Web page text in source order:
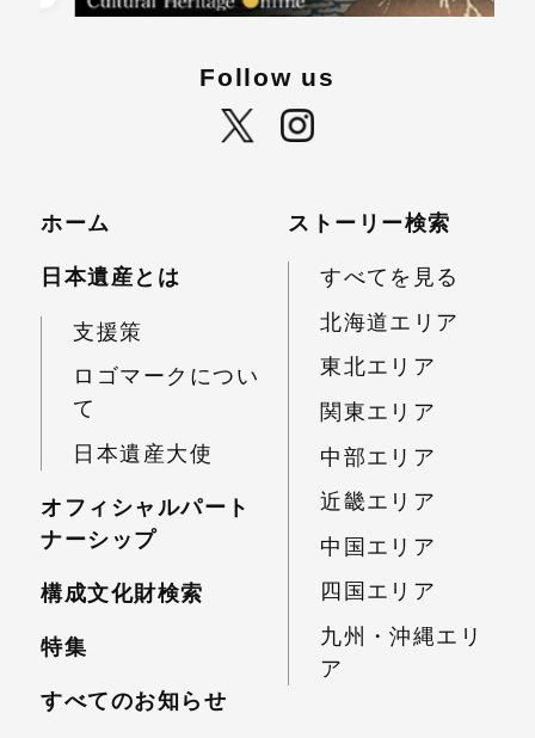
Follow us
ホーム
日本遺産とは
支援策
ロゴマークについ
て
日本遺産大使
オフィシャルパート
ナーシップ
構成文化財検索
特集
すべてのお知らせ
ストーリー検索
すべてを見る
北海道エリア
東北エリア
関東エリア
中部エリア
近畿エリア
中国エリア
四国エリア
九州・沖縄エリ
ア